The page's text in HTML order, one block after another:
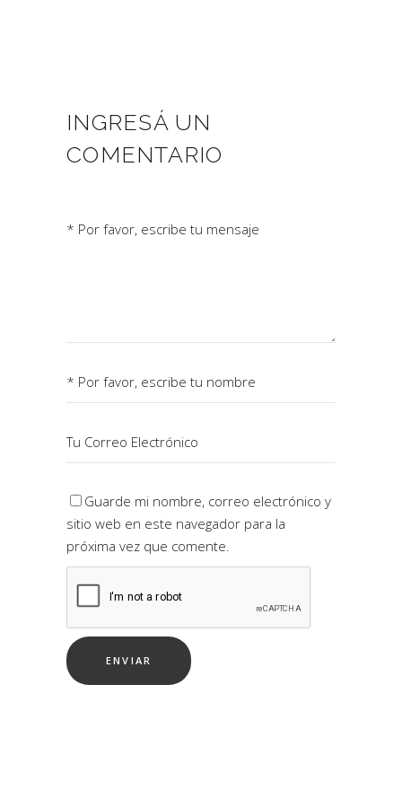
INGRESÁ UN
COMENTARIO
Guarde mi nombre, correo electrónico y
sitio web en este navegador para la
próxima vez que comente.